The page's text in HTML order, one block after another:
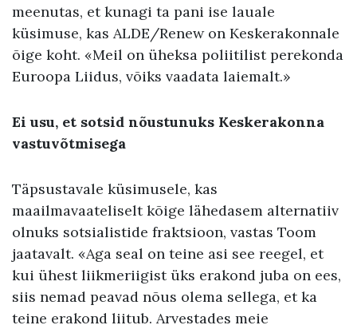
meenutas, et kunagi ta pani ise lauale
küsimuse, kas ALDE/Renew on Keskerakonnale
õige koht. «Meil on üheksa poliitilist perekonda
Euroopa Liidus, võiks vaadata laiemalt.»
Ei usu, et sotsid nõustunuks Keskerakonna
vastuvõtmisega
Täpsustavale küsimusele, kas
maailmavaateliselt kõige lähedasem alternatiiv
olnuks sotsialistide fraktsioon, vastas Toom
jaatavalt. «Aga seal on teine asi see reegel, et
kui ühest liikmeriigist üks erakond juba on ees,
siis nemad peavad nõus olema sellega, et ka
teine erakond liitub. Arvestades meie